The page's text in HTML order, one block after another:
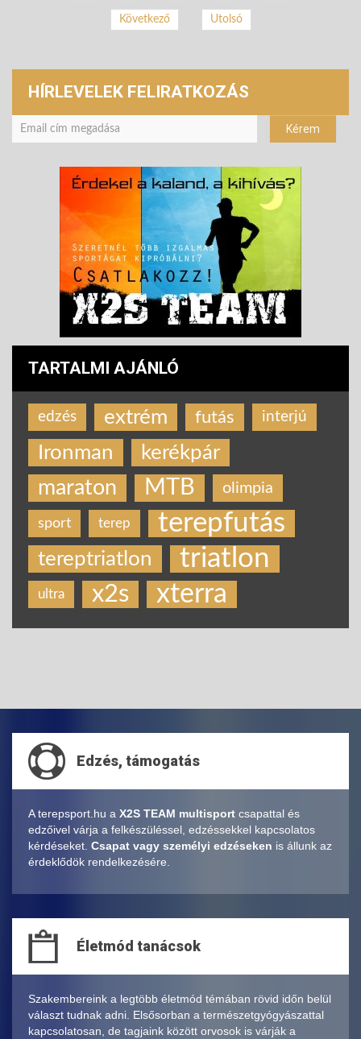
Következő Utolsó
HÍRLEVELEK FELIRATKOZÁS
TARTALMI AJÁNLÓ
edzés extrém futás interjú
Ironman kerékpár
maraton MTB olimpia
sport terep terepfutás
tereptriatlon triatlon
ultra x2s xterra
Edzés, támogatás
A terepsport.hu a X2S TEAM multisport csapattal és
edzőivel várja a felkészüléssel, edzéssekkel kapcsolatos
kérdéseket. Csapat vagy személyi edzéseken is állunk az
érdeklődök rendelkezésére.
Életmód tanácsok
Szakembereink a legtöbb életmód témában rövid időn belül
választ tudnak adni. Elsősorban a természetgyógyászattal
kapcsolatosan, de tagjaink között orvosok is várják a